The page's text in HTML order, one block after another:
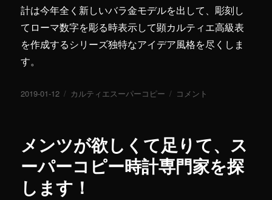
計は今年全く新しいバラ金モデルを出して、彫刻し
てローマ数字を彫る時表示して顕カルティエ高級表
を作成するシリーズ独特なアイデア風格を尽くしま
す。
投
2019-01-12
カ
ー
カルティエスーパーコピー
カ
エ
ス
コメント
メンツが欲しくて足りて、ス
ーパーコピー時計専門家を探
します！